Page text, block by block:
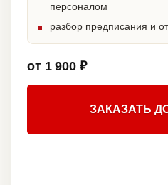
персоналом
разбор предписания и
от 1 900 ₽
ЗАКАЗАТЬ